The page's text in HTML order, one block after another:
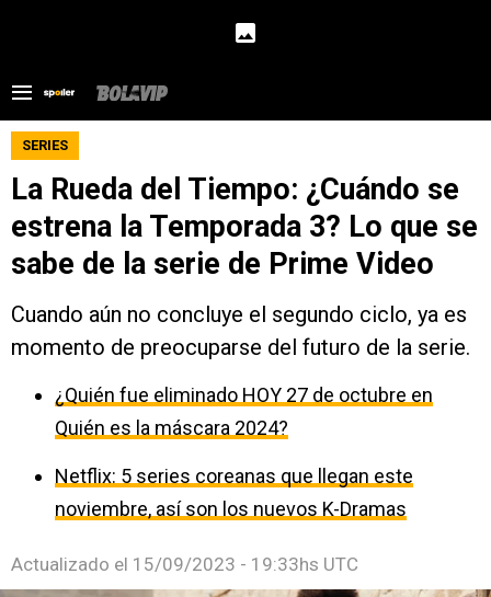
SERIES
La Rueda del Tiempo: ¿Cuándo se
estrena la Temporada 3? Lo que se
sabe de la serie de Prime Video
Cuando aún no concluye el segundo ciclo, ya es
momento de preocuparse del futuro de la serie.
¿Quién fue eliminado HOY 27 de octubre en
Quién es la máscara 2024?
Netflix: 5 series coreanas que llegan este
noviembre, así son los nuevos K-Dramas
Actualizado el 15/09/2023 - 19:33hs UTC